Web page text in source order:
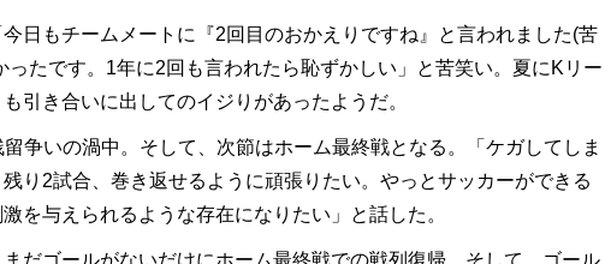
日もチームメートに『2回目のおかえりですね』と言われました(苦
ったです。1年に2回も言われたら恥ずかしい」と苦笑い。夏にKリー
引き合いに出してのイジりがあったようだ。
争いの渦中。そして、次節はホーム最終戦となる。「ケガしてしま
り2試合、巻き返せるように頑張りたい。やっとサッカーができる
を与えられるような存在になりたい」と話した。
だゴールがないだけにホーム最終戦での戦列復帰、そして、ゴール